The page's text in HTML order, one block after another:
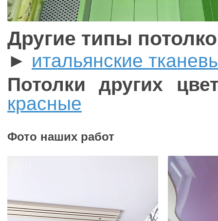
Другие типы
► итальянские
Потолки других
красные
Фото наших работ